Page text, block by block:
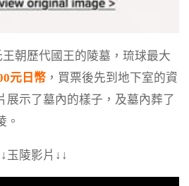
朝歷代國王的陵墓，琉球最大
元日幣 ，買票後先到地下室的資
展示了墓內的樣子，及墓內葬了
。
玉陵影片↓↓